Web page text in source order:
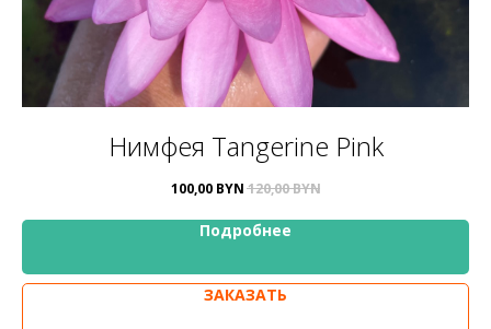
Нимфея Tangerine Pink
100,00 BYN 120,00BYN
Подробнее
ЗАКАЗАТЬ